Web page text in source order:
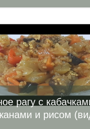
рагу с
и рисом